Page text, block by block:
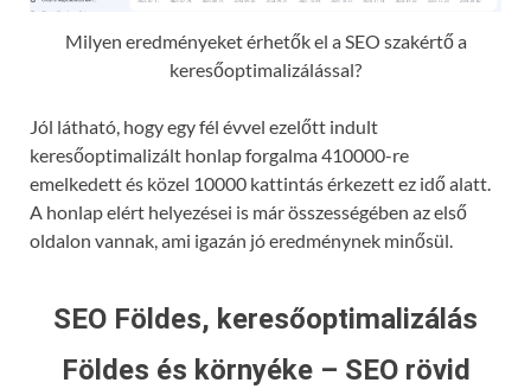
Milyen eredményeket érhetők el a SEO szakértő a
keresőoptimalizálással?
Jól látható, hogy egy fél évvel ezelőtt indult
keresőoptimalizált honlap forgalma 410000-re
emelkedett és közel 10000 kattintás érkezett ez idő alatt.
A honlap elért helyezései is már összességében az első
oldalon vannak, ami igazán jó eredménynek minősül.
SEO Földes, keresőoptimalizálás
Földes és környéke – SEO rövid